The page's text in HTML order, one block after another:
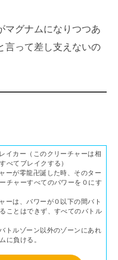
マグナムになりつつあ
言って差し支えないの
イカー（このクリーチャーは相
べてブレイクする）
ーが零龍卍誕した時、そのター
チャーすべてのパワーを０にす
ーは、パワーが０以下の間バト
ことはできず、すべてのバトル
トルゾーン以外のゾーンにあれ
に負ける。